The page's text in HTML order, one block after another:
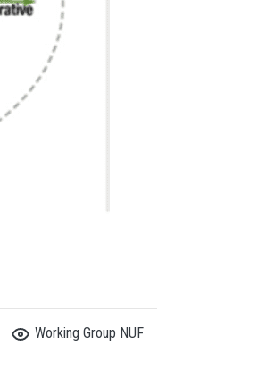
Working Group NUF